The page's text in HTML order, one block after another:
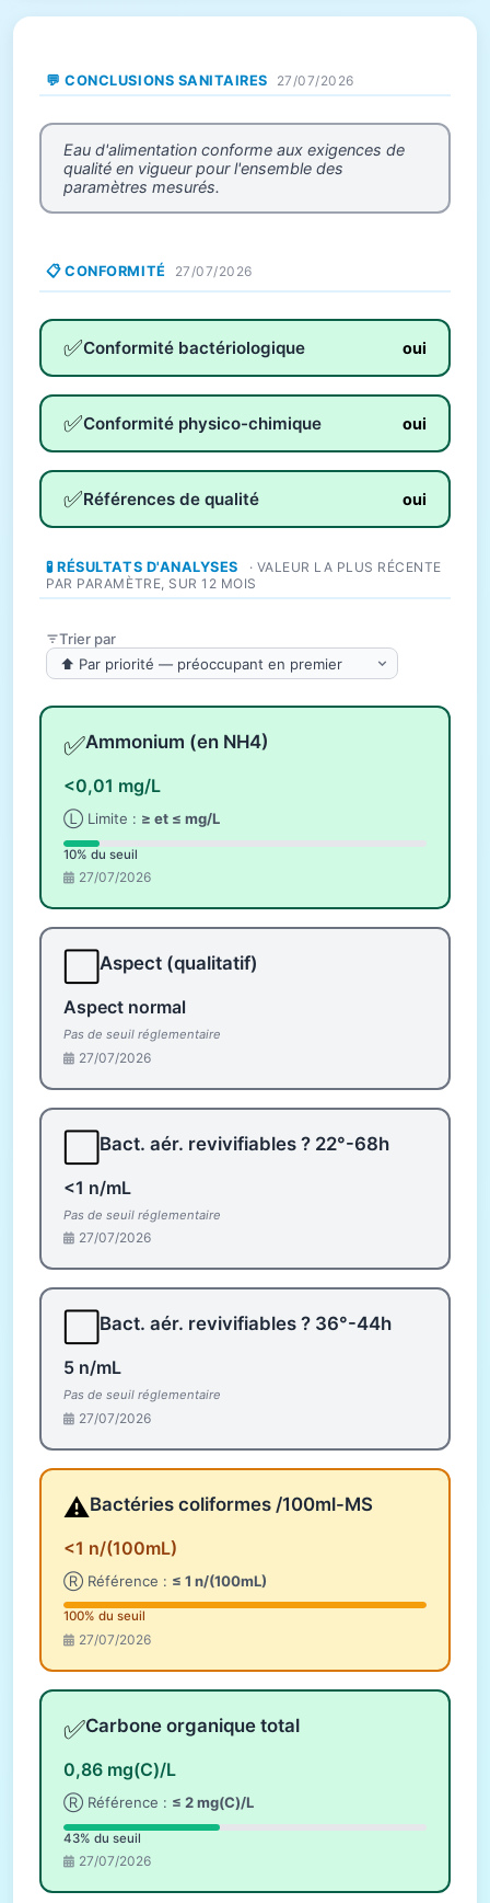
💬 CONCLUSIONS SANITAIRES 27/07/2026
Eau d'alimentation conforme aux exigences de
qualité en vigueur pour l'ensemble des
paramètres mesurés.
📋 CONFORMITÉ 27/07/2026
✅Conformité bactériologique oui
✅Conformité physico-chimique oui
✅Références de qualité oui
🧪 RÉSULTATS D'ANALYSES
· VALEUR LA PLUS RÉCENTE
PAR PARAMÈTRE, SUR 12 MOIS
Trier par
✅Ammonium (en NH4)
<0,01 mg/L
Ⓛ Limite : ≥ et ≤ mg/L
10% du seuil
27/07/2026
Aspect (qualitatif)
Aspect normal
Pas de seuil réglementaire
27/07/2026
Bact. aér. revivifiables ? 22°-68h
<1 n/mL
Pas de seuil réglementaire
27/07/2026
Bact. aér. revivifiables ? 36°-44h
5 n/mL
Pas de seuil réglementaire
27/07/2026
⚠️Bactéries coliformes /100ml-MS
<1 n/(100mL)
Ⓡ Référence : ≤ 1 n/(100mL)
100% du seuil
27/07/2026
✅Carbone organique total
0,86 mg(C)/L
Ⓡ Référence : ≤ 2 mg(C)/L
43% du seuil
27/07/2026